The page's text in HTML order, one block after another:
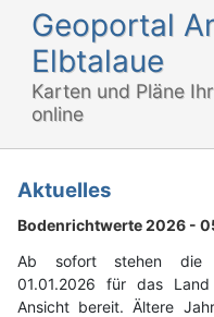
Geoportal
Elbtalaue
Karten und Pläne
online
Aktuelles
Bodenrichtwerte 2026 -
Ab sofort stehen die
01.01.2026 für das
Ansicht bereit. Ältere